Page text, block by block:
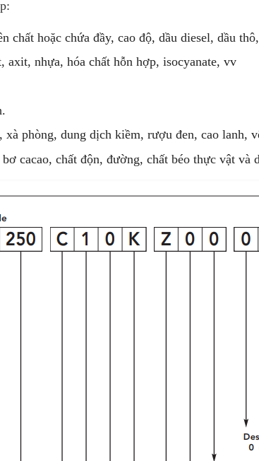
chất hoặc chứa đầy, cao độ, dầu diesel, dầu
axit, nhựa, hóa chất hỗn hợp, isocyanate, vv
phòng, dung dịch kiềm, rượu đen, cao lanh,
cacao, chất độn, đường, chất béo thực vật